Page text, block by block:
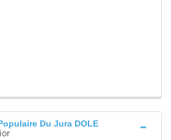
Du Jura DOLE